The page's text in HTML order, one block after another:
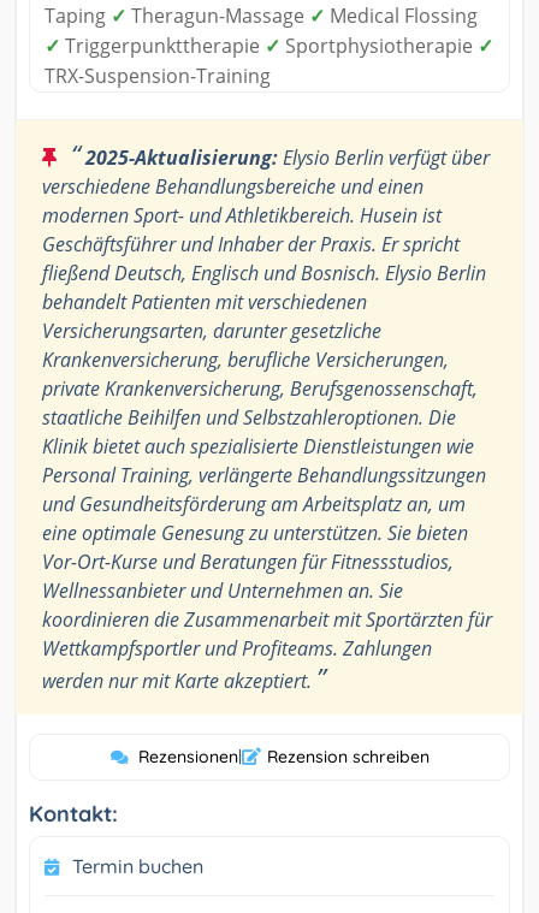
Taping ✓ Theragun-Massage ✓ Medical Flossing
✓ Triggerpunkttherapie ✓ Sportphysiotherapie ✓
TRX-Suspension-Training
“2025-Aktualisierung:Elysio Berlin verfügt über
verschiedene Behandlungsbereiche und einen
modernen Sport- und Athletikbereich. Husein ist
Geschäftsführer und Inhaber der Praxis. Er spricht
fließend Deutsch, Englisch und Bosnisch. Elysio Berlin
behandelt Patienten mit verschiedenen
Versicherungsarten, darunter gesetzliche
Krankenversicherung, berufliche Versicherungen,
private Krankenversicherung, Berufsgenossenschaft,
staatliche Beihilfen und Selbstzahleroptionen. Die
Klinik bietet auch spezialisierte Dienstleistungen wie
Personal Training, verlängerte Behandlungssitzungen
und Gesundheitsförderung am Arbeitsplatz an, um
eine optimale Genesung zu unterstützen. Sie bieten
Vor-Ort-Kurse und Beratungen für Fitnessstudios,
Wellnessanbieter und Unternehmen an. Sie
koordinieren die Zusammenarbeit mit Sportärzten für
Wettkampfsportler und Profiteams. Zahlungen
werden nur mit Karte akzeptiert. ”
Rezensionen| Rezension schreiben
Kontakt:
Termin buchen